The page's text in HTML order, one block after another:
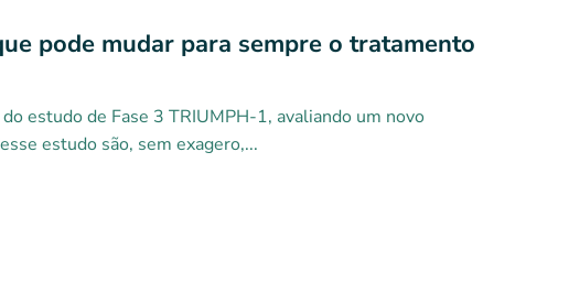
pode mudar para sempre o tratamento
estudo de Fase 3 TRIUMPH-1, avaliando um novo
estudo são, sem exagero,...